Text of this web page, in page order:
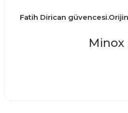
Fatih Dirican
Minox